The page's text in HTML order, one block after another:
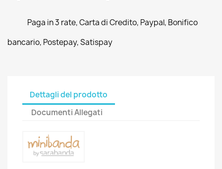
Paga in 3 rate, Carta di Credito, Paypal, Bonifico
bancario, Postepay, Satispay
Dettagli del prodotto
Documenti Allegati